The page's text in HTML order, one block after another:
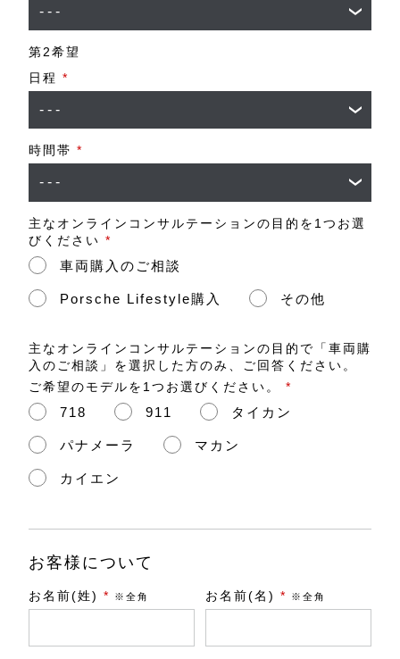
第2希望
日程 *
時間帯 *
主なオンラインコンサルテーションの目的を1つお選
びください *
車両購入のご相談
Porsche Lifestyle購入 その他
主なオンラインコンサルテーションの目的で「車両購
入のご相談」を選択した方のみ、ご回答ください。
ご希望のモデルを1つお選びください。 *
718 911 タイカン
パナメーラ マカン
カイエン
お客様について
お名前(姓) * ※全角 お名前(名) * ※全角